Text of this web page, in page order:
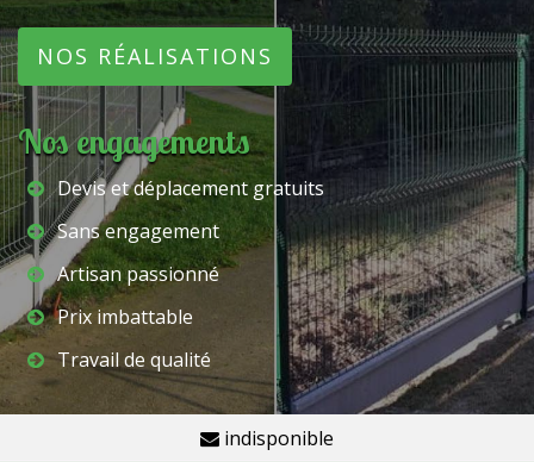
NOS RÉALISATIONS
Nos engagements
Devis et déplacement gratuits
Sans engagement
Artisan passionné
Prix imbattable
Travail de qualité
indisponible